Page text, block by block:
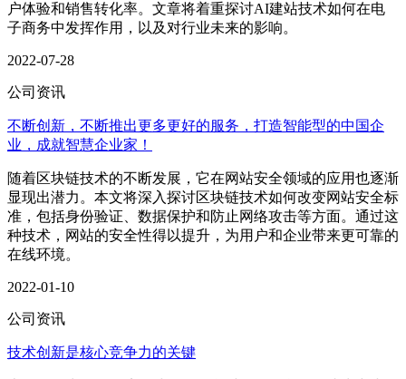
户体验和销售转化率。文章将着重探讨AI建站技术如何在电
子商务中发挥作用，以及对行业未来的影响。
2022-07-28
公司资讯
不断创新，不断推出更多更好的服务，打造智能型的中国企
业，成就智慧企业家！
随着区块链技术的不断发展，它在网站安全领域的应用也逐渐
显现出潜力。本文将深入探讨区块链技术如何改变网站安全标
准，包括身份验证、数据保护和防止网络攻击等方面。通过这
种技术，网站的安全性得以提升，为用户和企业带来更可靠的
在线环境。
2022-01-10
公司资讯
技术创新是核心竞争力的关键